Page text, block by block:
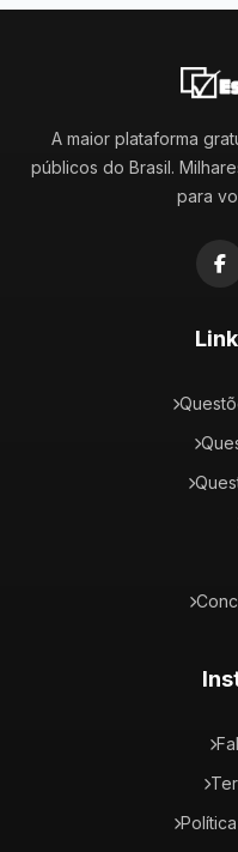
A maior plataforma
públicos do Brasil.
para